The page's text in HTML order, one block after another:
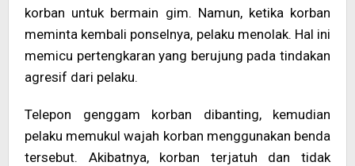
korban untuk bermain gim. Namun, ketika korban
meminta kembali ponselnya, pelaku menolak. Hal ini
memicu pertengkaran yang berujung pada tindakan
agresif dari pelaku.
Telepon genggam korban dibanting, kemudian
pelaku memukul wajah korban menggunakan benda
tersebut. Akibatnya, korban terjatuh dan tidak